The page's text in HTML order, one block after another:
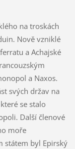
na troskách
Nově vzniklé
a Achajské
a Naxos.
svých držav na
se stalo
Další členové
moře
státem byl Epirský